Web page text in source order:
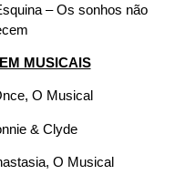
– Os sonhos não
MUSICAIS
O Musical
& Clyde
O Musical